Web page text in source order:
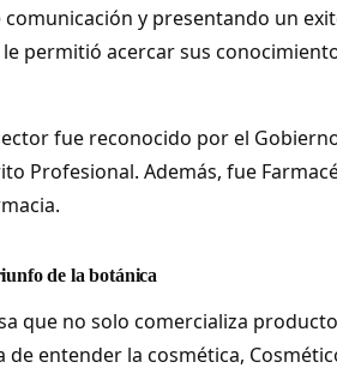
y presentando un
le permitió acercar sus
fue reconocido por el
Profesional. Además, fue
de la botánica
que no solo comercializa
entender la cosmética,